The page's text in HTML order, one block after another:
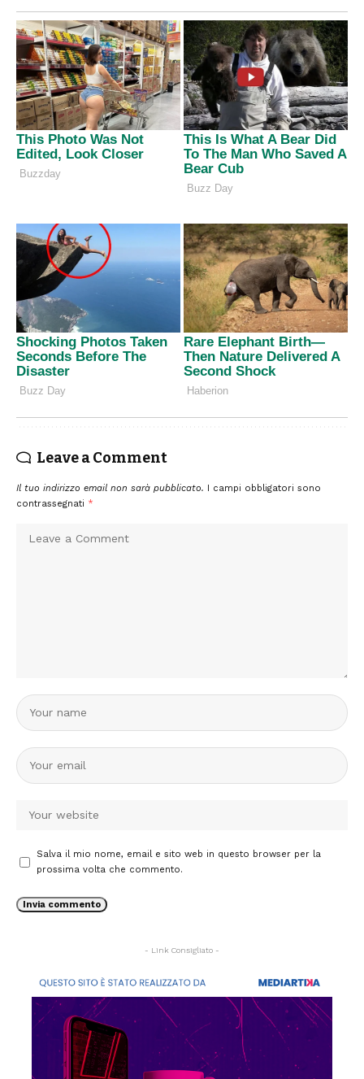
Leave a Comment
Il tuo indirizzo email non sarà pubblicato.
I campi obbligatori sono
contrassegnati *
Salva il mio nome, email e sito web in questo browser per la
prossima volta che commento.
- Link Consigliato -